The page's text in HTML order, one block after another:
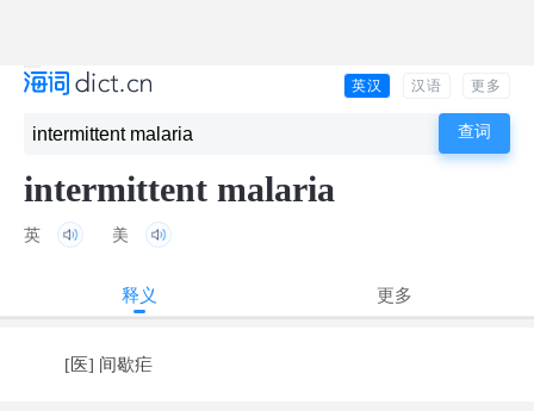
英汉 汉语 更多
intermittent malaria
英 美
释义 更多
[医] 间歇疟